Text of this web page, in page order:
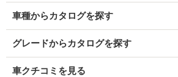
車種からカタログを探す
グレードからカタログを探す
車クチコミを見る